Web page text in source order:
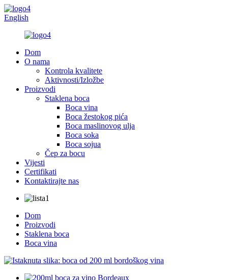
English
Dom
O nama
Kontrola kvalitete
Aktivnosti/Izložbe
Proizvodi
Staklena boca
Boca vina
Boca žestokog pića
Boca maslinovog ulja
Boca soka
Boca sojua
Čep za bocu
Vijesti
Certifikati
Kontaktirajte nas
Dom
Proizvodi
Staklena boca
Boca vina